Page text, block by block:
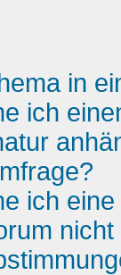
in
ich
ich